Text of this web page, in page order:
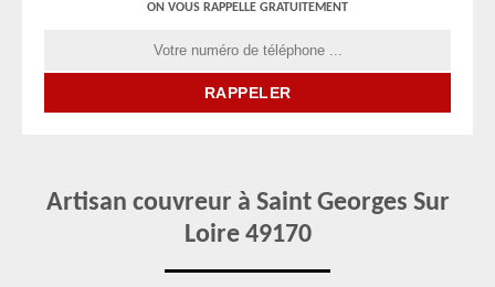
ON VOUS RAPPELLE GRATUITEMENT
Artisan couvreur à Saint Georges Sur
Loire 49170